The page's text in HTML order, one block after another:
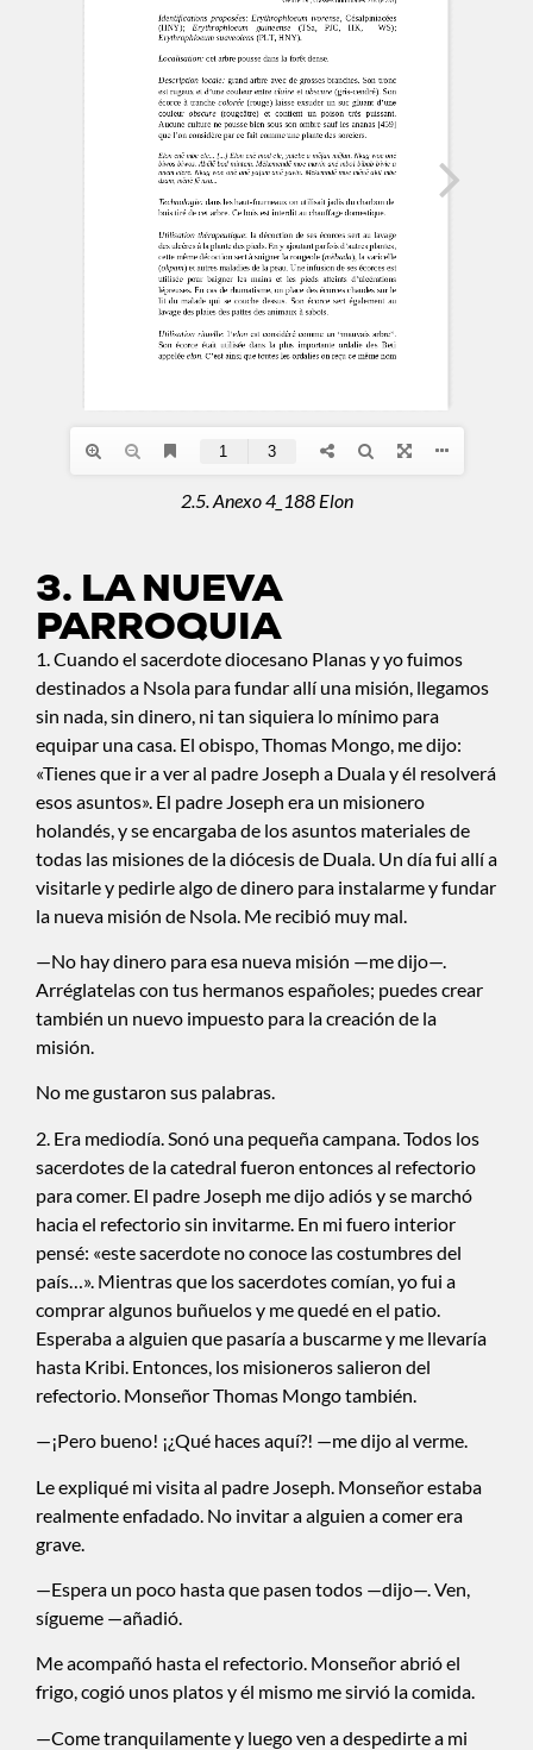
2.5. Anexo 4_188 Elon
3. LA NUEVA
PARROQUIA
1. Cuando el sacerdote diocesano Planas y yo fuimos
destinados a Nsola para fundar allí una misión, llegamos
sin nada, sin dinero, ni tan siquiera lo mínimo para
equipar una casa. El obispo, Thomas Mongo, me dijo:
«Tienes que ir a ver al padre Joseph a Duala y él resolverá
esos asuntos». El padre Joseph era un misionero
holandés, y se encargaba de los asuntos materiales de
todas las misiones de la diócesis de Duala. Un día fui allí a
visitarle y pedirle algo de dinero para instalarme y fundar
la nueva misión de Nsola. Me recibió muy mal.
—No hay dinero para esa nueva misión —me dijo—.
Arréglatelas con tus hermanos españoles; puedes crear
también un nuevo impuesto para la creación de la
misión.
No me gustaron sus palabras.
2. Era mediodía. Sonó una pequeña campana. Todos los
sacerdotes de la catedral fueron entonces al refectorio
para comer. El padre Joseph me dijo adiós y se marchó
hacia el refectorio sin invitarme. En mi fuero interior
pensé: «este sacerdote no conoce las costumbres del
país…». Mientras que los sacerdotes comían, yo fui a
comprar algunos buñuelos y me quedé en el patio.
Esperaba a alguien que pasaría a buscarme y me llevaría
hasta Kribi. Entonces, los misioneros salieron del
refectorio. Monseñor Thomas Mongo también.
—¡Pero bueno! ¡¿Qué haces aquí?! —me dijo al verme.
Le expliqué mi visita al padre Joseph. Monseñor estaba
realmente enfadado. No invitar a alguien a comer era
grave.
—Espera un poco hasta que pasen todos —dijo—. Ven,
sígueme —añadió.
Me acompañó hasta el refectorio. Monseñor abrió el
frigo, cogió unos platos y él mismo me sirvió la comida.
—Come tranquilamente y luego ven a despedirte a mi